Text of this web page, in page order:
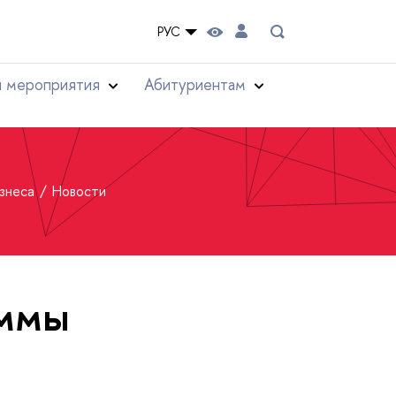
РУС
мероприятия Абитуриентам
Новости